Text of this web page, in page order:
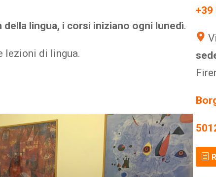
della lingua, i corsi iniziano ogni lunedì.
lezioni di lingua.
+39